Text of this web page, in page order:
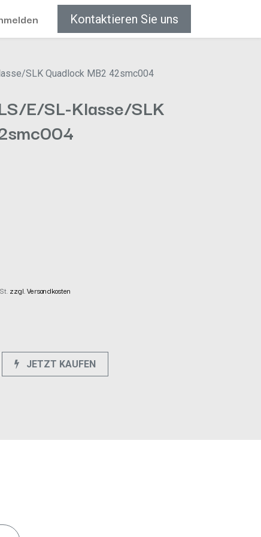
Kontaktieren Sie uns
SLK Quadlock MB2 42smc004
E/SL-Klasse/SLK
zzgl. Versandkosten
JETZT KAUFEN